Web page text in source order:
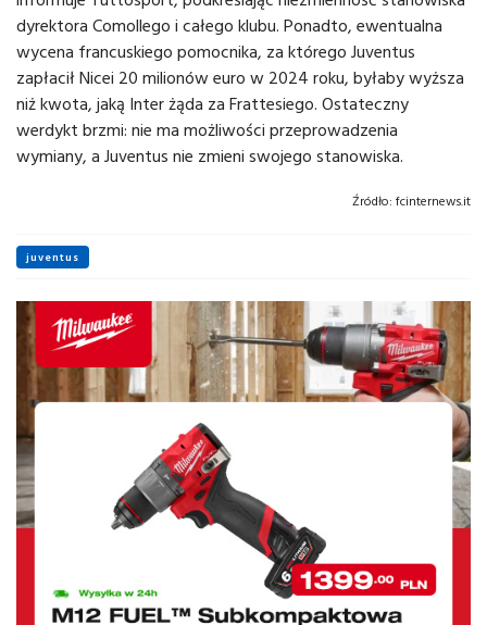
dyrektora Comollego i całego klubu. Ponadto, ewentualna
wycena francuskiego pomocnika, za którego Juventus
zapłacił Nicei 20 milionów euro w 2024 roku, byłaby wyższa
niż kwota, jaką Inter żąda za Frattesiego. Ostateczny
werdykt brzmi: nie ma możliwości przeprowadzenia
wymiany, a Juventus nie zmieni swojego stanowiska.
Źródło: fcinternews.it
juventus